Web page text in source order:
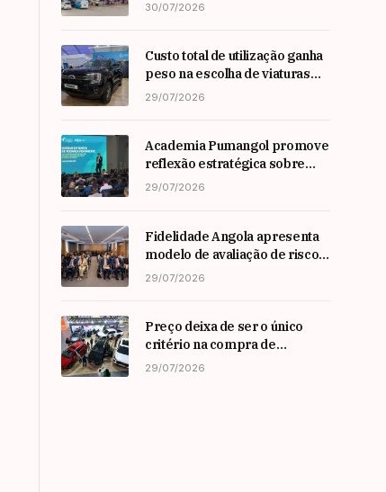
30/07/2026
Custo total de utilização ganha
peso na escolha de viaturas
em angola
29/07/2026
Academia Pumangol promove
reflexão estratégica sobre
liderança e inovação com
29/07/2026
Fidelidade Angola apresenta
modelo de avaliação de risco
em Workshop da ARSEG
29/07/2026
Preço deixa de ser o único
critério na compra de
automóveis em angola
29/07/2026